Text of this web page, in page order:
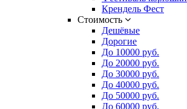
Крендель Фест
Стоимость
Дешёвые
Дорогие
До 10000 руб.
До 20000 руб.
До 30000 руб.
До 40000 руб.
До 50000 руб.
До 60000 руб.